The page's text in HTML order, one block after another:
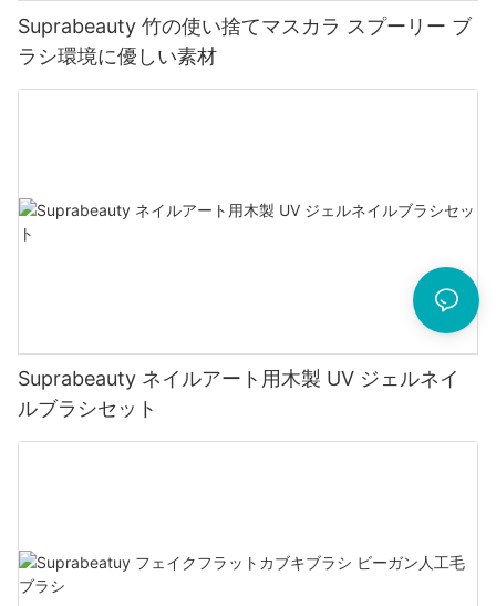
Suprabeauty 竹の使い捨てマスカラ スプーリー ブ
ラシ環境に優しい素材
Suprabeauty ネイルアート用木製 UV ジェルネイ
ルブラシセット